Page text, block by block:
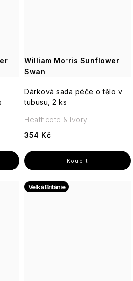
William Morris Sunflower
Swan
Dárková sada péče o tělo v
tubusu, 2 ks
354 Kč
Heathcote & Ivory
Velká Británie